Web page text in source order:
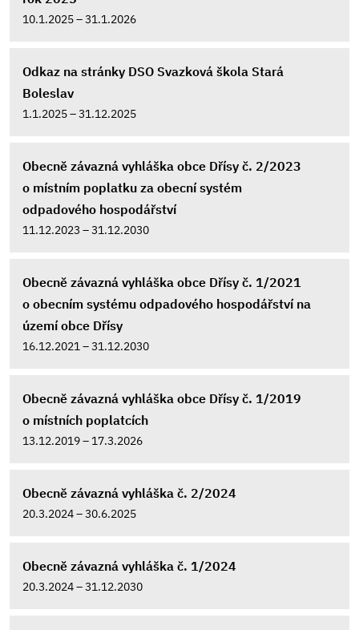
10.1.2025 – 31.1.2026
Odkaz na stránky DSO Svazková škola Stará
Boleslav
1.1.2025 – 31.12.2025
Obecně závazná vyhláška obce Dřísy č. 2/2023
o místním poplatku za obecní systém
odpadového hospodářství
11.12.2023 – 31.12.2030
Obecně závazná vyhláška obce Dřísy č. 1/2021
o obecním systému odpadového hospodářství na
území obce Dřísy
16.12.2021 – 31.12.2030
Obecně závazná vyhláška obce Dřísy č. 1/2019
o místních poplatcích
13.12.2019 – 17.3.2026
Obecně závazná vyhláška č. 2/2024
20.3.2024 – 30.6.2025
Obecně závazná vyhláška č. 1/2024
20.3.2024 – 31.12.2030